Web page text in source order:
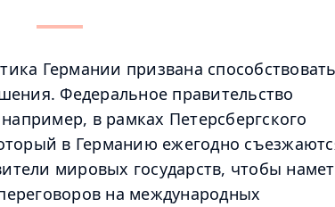
Германии призвана способствовать
Федеральное правительство
в рамках Петерсбергского
в Германию ежегодно
мировых государств, чтобы
на международных